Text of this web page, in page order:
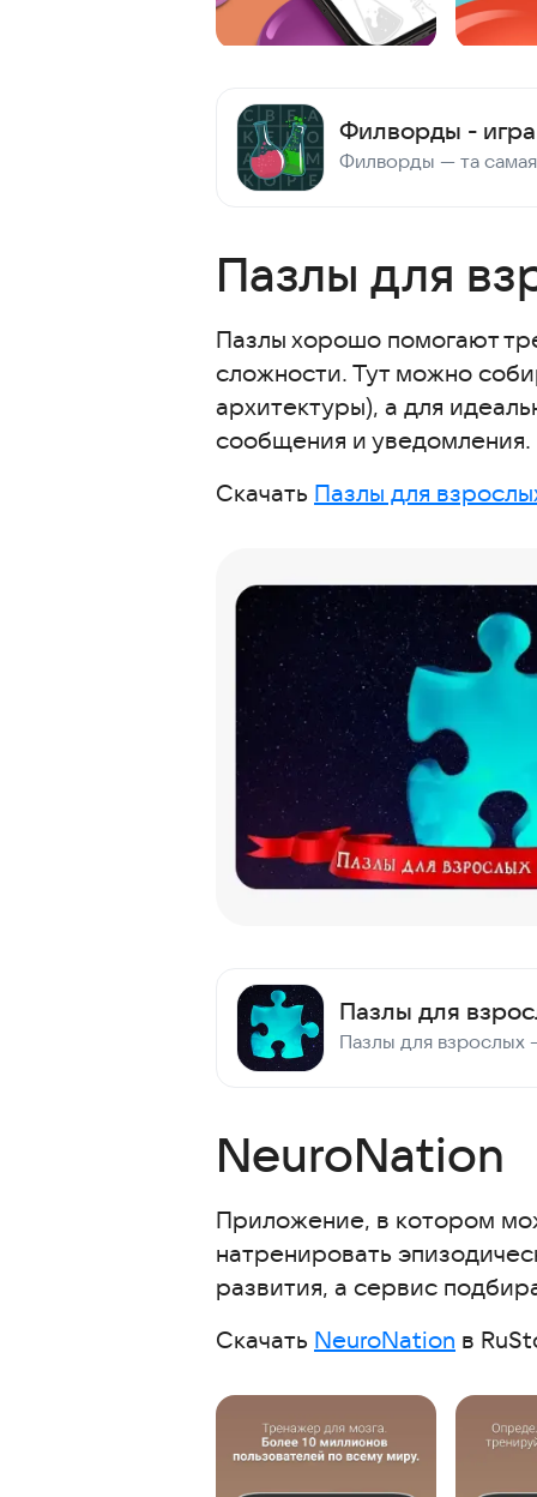
Пазлы для
Пазлы хорошо помогают
сложности. Тут можно
архитектуры), а для
сообщения и уведомления.
Скачать Пазлы для
NeuroNation
Приложение, в котором
натренировать
развития, а сервис
Скачать NeuroNation в